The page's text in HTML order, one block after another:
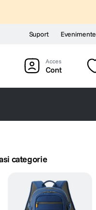
Suport Evenimente
Cont
categorie